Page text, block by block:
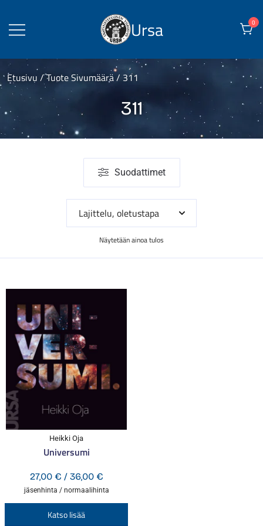
content
Ursa 0
Etusivu / Tuote Sivumäärä / 311
311
Näytetään ainoa tulos
Heikki Oja
Universumi
27,00 € / 36,00 €Hintaluokka:
27,00 €
-
jäsenhinta / normaalihinta
Katso lisää
Suodattimet